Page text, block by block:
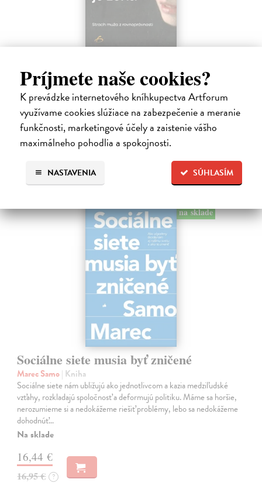
Príjmete naše cookies?
K prevádzke internetového kníhkupectva Artforum
využívame cookies slúžiace na zabezpečenie a meranie
funkčnosti, marketingové účely a zaistenie vášho
maximálneho pohodlia a spokojnosti.
SÚHLASÍM
NASTAVENIA
Marneros Andreas| Kniha
JE TO MOŽNO NAJVÄČŠIA REVOLÚCIA NAŠICH DNÍ:
rovnocennosť a rovnoprávnosť ženy a muža. Vojna a mier medzi
pohlaviami sa však nezačali feminizmom 20. storočia, ale ich
spolužitím.
Zasielame do 14 dní
24,50 € ?
na sklade
Sociálne siete musia byť zničené
Marec Samo| Kniha
Sociálne siete nám ubližujú ako jednotlivcom a kazia medziľudské
vzťahy, rozkladajú spoločnosť a deformujú politiku. Máme sa horšie,
nerozumieme si a nedokážeme riešiť problémy, lebo sa nedokážeme
dohodnúť…
Na sklade
16,44 €
16,95 € ?